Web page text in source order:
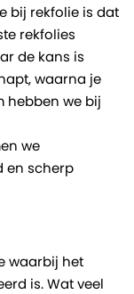
bij rekfolie is dat
rekfolies
de kans is
waarna je
hebben we bij
we
en scherp
waarbij het
is. Wat veel